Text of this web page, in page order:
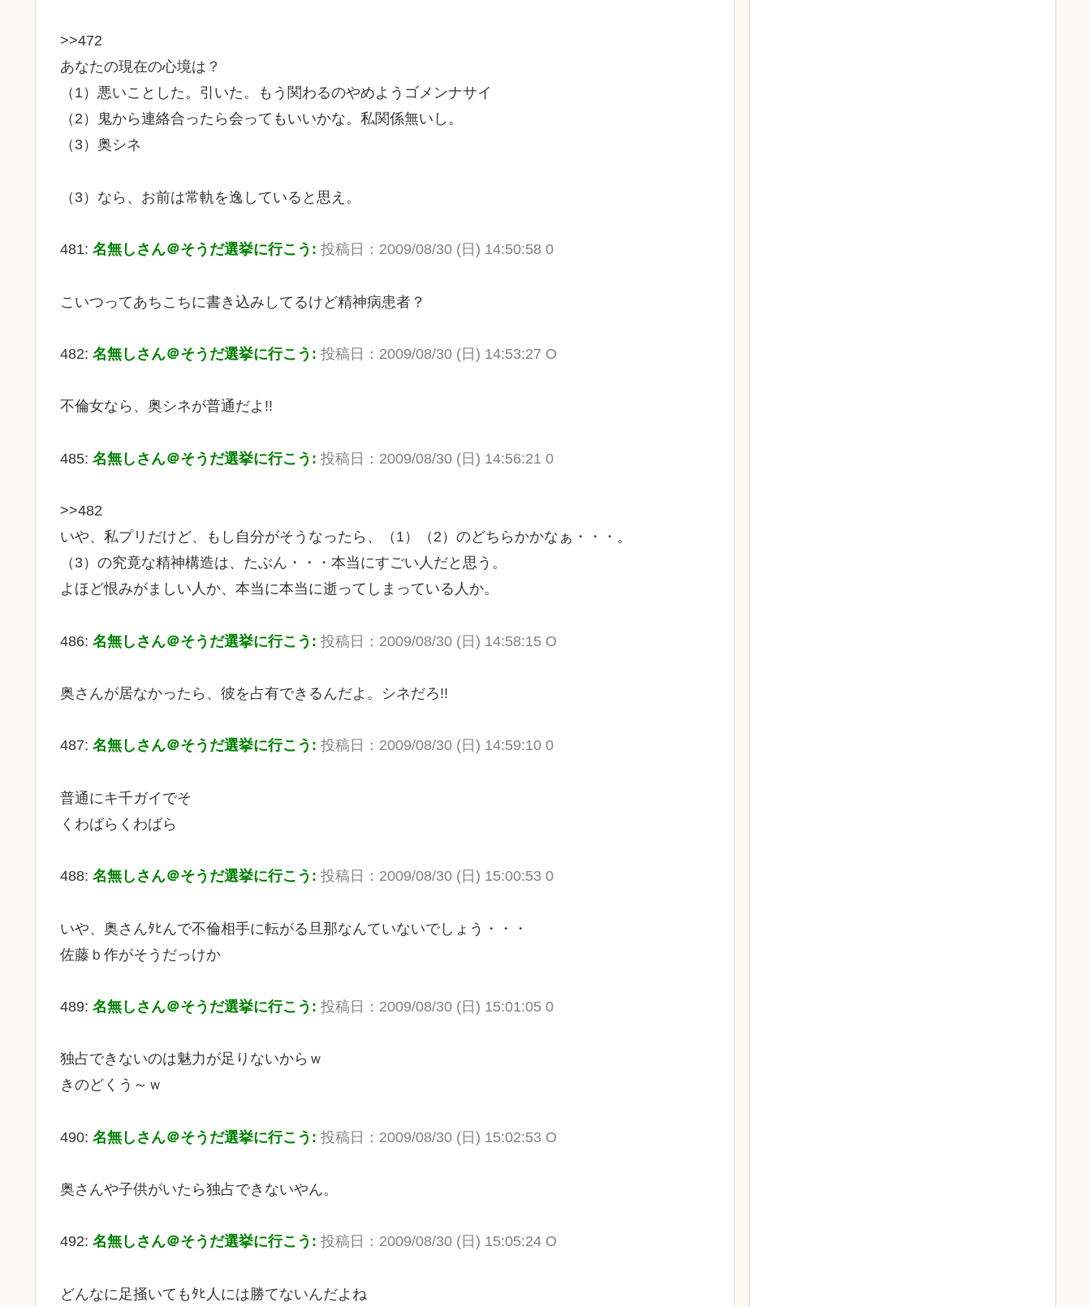
>>472
あなたの現在の心境は？
（1）悪いことした。引いた。もう関わるのやめようゴメンナサイ
（2）鬼から連絡合ったら会ってもいいかな。私関係無いし。
（3）奥シネ
（3）なら、お前は常軌を逸していると思え。
481: 名無しさん＠そうだ選挙に行こう: 投稿日：2009/08/30 (日) 14:50:58 0
こいつってあちこちに書き込みしてるけど精神病患者？
482: 名無しさん＠そうだ選挙に行こう: 投稿日：2009/08/30 (日) 14:53:27 O
不倫女なら、奥シネが普通だよ!!
485: 名無しさん＠そうだ選挙に行こう: 投稿日：2009/08/30 (日) 14:56:21 0
>>482
いや、私プリだけど、もし自分がそうなったら、（1）（2）のどちらかかなぁ・・・。
（3）の究竟な精神構造は、たぶん・・・本当にすごい人だと思う。
よほど恨みがましい人か、本当に本当に逝ってしまっている人か。
486: 名無しさん＠そうだ選挙に行こう: 投稿日：2009/08/30 (日) 14:58:15 O
奥さんが居なかったら、彼を占有できるんだよ。シネだろ!!
487: 名無しさん＠そうだ選挙に行こう: 投稿日：2009/08/30 (日) 14:59:10 0
普通にキ千ガイでそ
くわばらくわばら
488: 名無しさん＠そうだ選挙に行こう: 投稿日：2009/08/30 (日) 15:00:53 0
いや、奥さんﾀﾋんで不倫相手に転がる旦那なんていないでしょう・・・
佐藤ｂ作がそうだっけか
489: 名無しさん＠そうだ選挙に行こう: 投稿日：2009/08/30 (日) 15:01:05 0
独占できないのは魅力が足りないからｗ
きのどくう～ｗ
490: 名無しさん＠そうだ選挙に行こう: 投稿日：2009/08/30 (日) 15:02:53 O
奥さんや子供がいたら独占できないやん。
492: 名無しさん＠そうだ選挙に行こう: 投稿日：2009/08/30 (日) 15:05:24 O
どんなに足掻いてもﾀﾋ人には勝てないんだよね